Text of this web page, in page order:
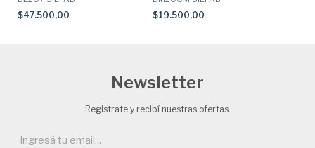
$47.500,00
$19.500,00
Newsletter
Registrate y recibí nuestras ofertas.